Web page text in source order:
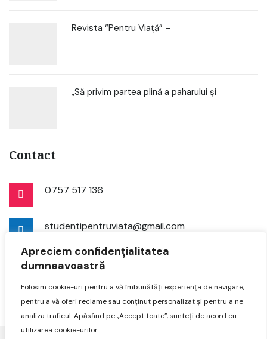
Apreciem confidențialitatea
dumneavoastră
Folosim cookie-uri pentru a vă îmbunătăți experiența de navigare,
pentru a vă oferi reclame sau conținut personalizat și pentru a ne
analiza traficul. Apăsând pe „Accept toate”, sunteți de acord cu
utilizarea cookie-urilor.
Revista “Pentru Viață” –
„Să privim partea plină a paharului și
Contact
0757 517 136
studentipentruviata@gmail.com